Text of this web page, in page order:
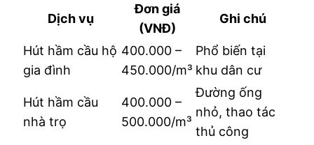
Dịch vụ
Đơn giá
(VNĐ)
Ghi chú
Hút hầm cầu hộ
gia đình
400.000 –
450.000/m³
Phổ biến tại
khu dân cư
Hút hầm cầu
nhà trọ
400.000 –
500.000/m³
Đường ống
nhỏ, thao tác
thủ công